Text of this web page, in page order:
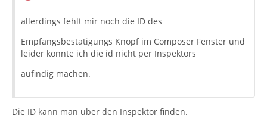
allerdings fehlt mir noch die ID des
Empfangsbestätigungs Knopf im Composer Fenster und
leider konnte ich die id nicht per Inspektors
aufindig machen.
Die ID kann man über den Inspektor finden.